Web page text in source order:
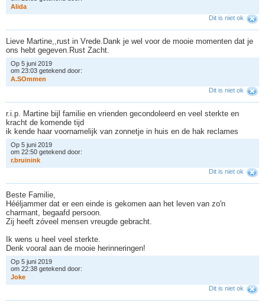
Alida
Dit is niet ok
Lieve Martine,,rust in Vrede.Dank je wel voor de mooie momenten dat je
ons hebt gegeven.Rust Zacht.
Op 5 juni 2019
om 23:03 getekend door:
A.SOmmen
Dit is niet ok
r.i.p. Martine bijl familie en vrienden gecondoleerd en veel sterkte en
kracht de komende tijd
ik kende haar voornamelijk van zonnetje in huis en de hak reclames
Op 5 juni 2019
om 22:50 getekend door:
r.bruinink
Dit is niet ok
Beste Familie,
Hééljammer dat er een einde is gekomen aan het leven van zo'n
charmant, begaafd persoon.
Zij heeft zóveel mensen vreugde gebracht.
Ik wens u heel veel sterkte.
Denk vooral aan de mooie herinneringen!
Op 5 juni 2019
om 22:38 getekend door:
Joke
Dit is niet ok